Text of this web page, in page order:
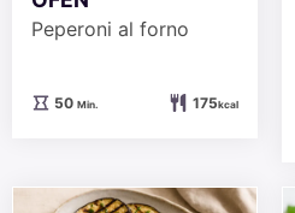
Peperoni al forno
50Minuten
Min. 175kcal